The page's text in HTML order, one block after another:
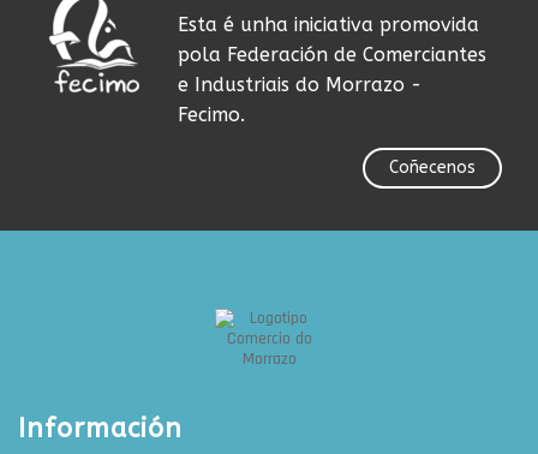
Esta é unha iniciativa promovida
pola Federación de Comerciantes
e Industriais do Morrazo -
Fecimo.
Coñecenos
Información